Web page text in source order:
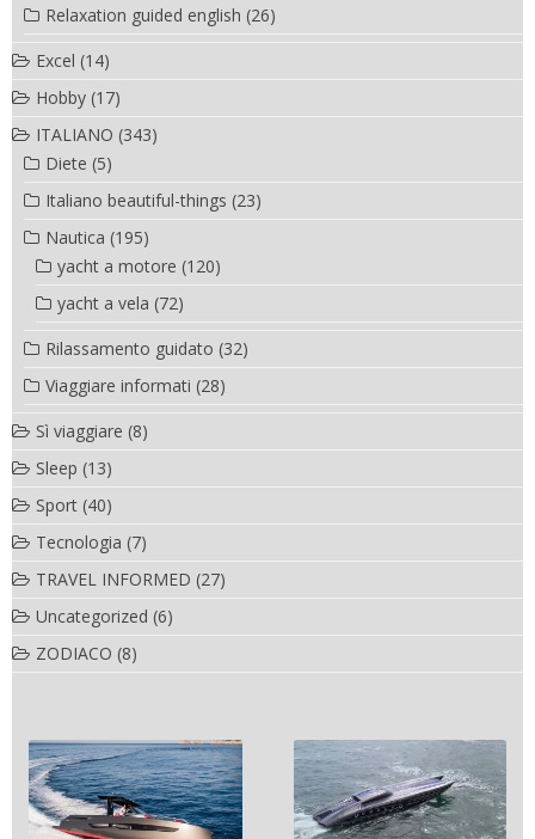
Relaxation guided english (26)
Excel (14)
Hobby (17)
ITALIANO (343)
Diete (5)
Italiano beautiful-things (23)
Nautica (195)
yacht a motore (120)
yacht a vela (72)
Rilassamento guidato (32)
Viaggiare informati (28)
Sì viaggiare (8)
Sleep (13)
Sport (40)
Tecnologia (7)
TRAVEL INFORMED (27)
Uncategorized (6)
ZODIACO (8)